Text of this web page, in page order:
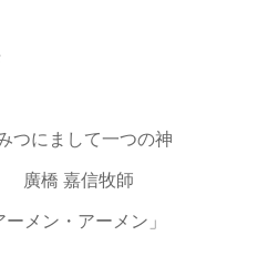
にまして一つの神
牧師
ン・アーメン」